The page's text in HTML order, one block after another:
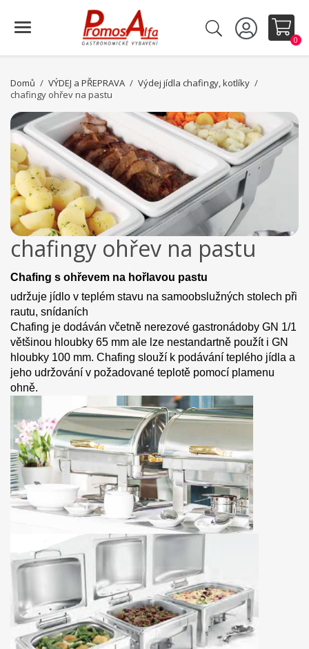
0
Domů VÝDEJ a PŘEPRAVA
Výdej jídla chafingy, kotlíky
chafingy ohřev na pastu
chafingy ohřev na pastu
Chafing s ohřevem na hořlavou pastu
udržuje jídlo v teplém stavu na samoobslužných stolech při
rautu, snídaních
Chafing je dodáván včetně nerezové gastronádoby GN 1/1
většinou hloubky 65 mm ale lze nestandartně použít i GN
hloubky 100 mm. Chafing slouží k podávání teplého jídla a
jeho udržování v požadované teplotě pomocí plamenu
ohně.